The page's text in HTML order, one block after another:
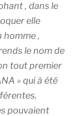
, dans le
elle
homme ,
le nom de
tout premier
» qui à été
pouvaient